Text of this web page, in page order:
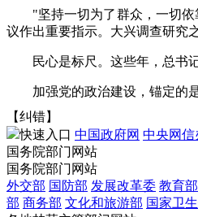
"坚持一切为了群众，一切
议作出重要指示。大兴调查研究
民心是标尺。这些年，总书
加强党的政治建设，锚定的
【纠错】
快速入口 中国政府网 中央网信
国务院部门网站
国务院部门网站
外交部 国防部 发展改革委 教育部
部 商务部 文化和旅游部 国家卫